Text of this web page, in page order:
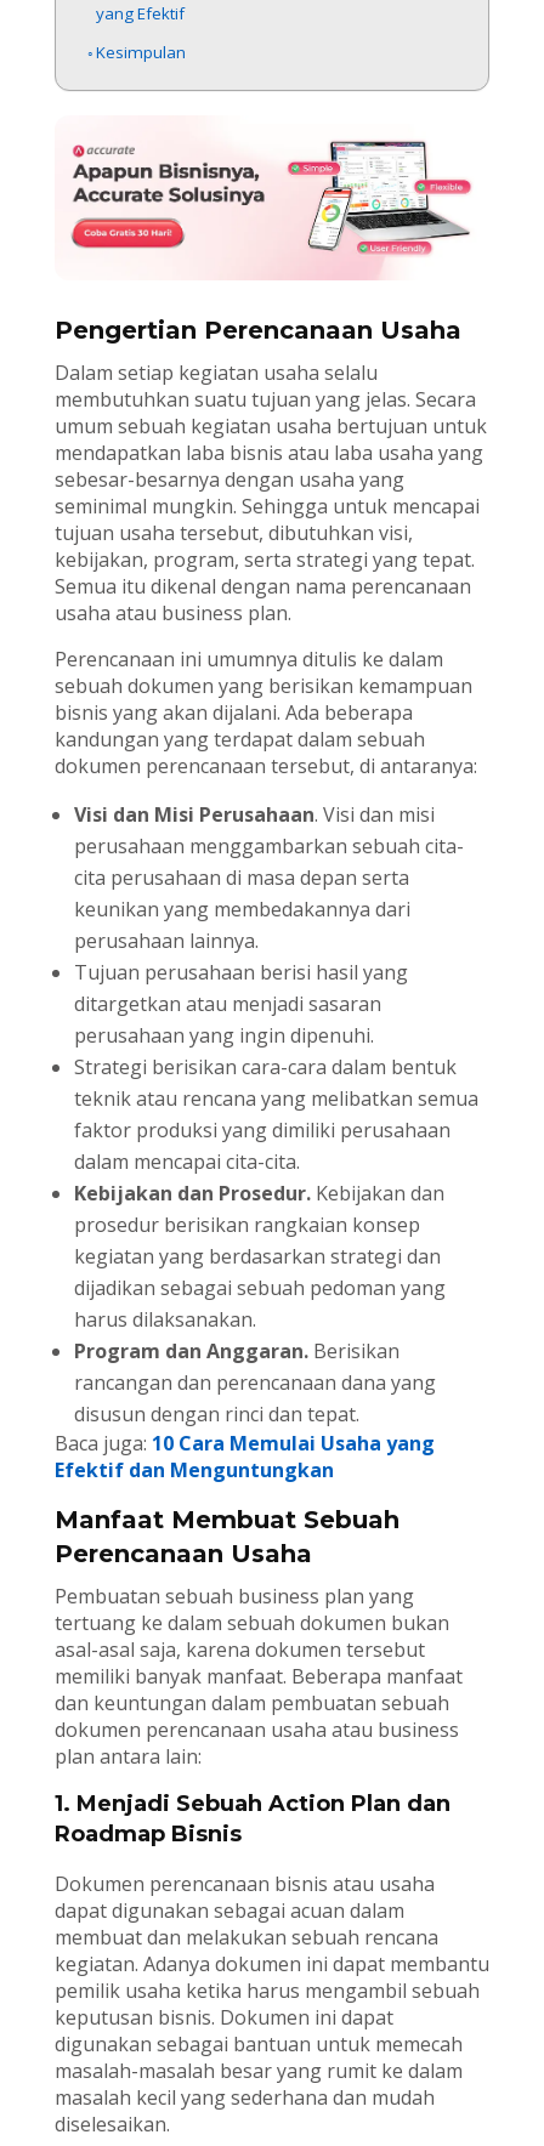
yang Efektif
Kesimpulan
Pengertian Perencanaan Usaha
Dalam setiap kegiatan usaha selalu
membutuhkan suatu tujuan yang jelas. Secara
umum sebuah kegiatan usaha bertujuan untuk
mendapatkan laba bisnis atau laba usaha yang
sebesar-besarnya dengan usaha yang
seminimal mungkin. Sehingga untuk mencapai
tujuan usaha tersebut, dibutuhkan visi,
kebijakan, program, serta strategi yang tepat.
Semua itu dikenal dengan nama perencanaan
usaha atau business plan.
Perencanaan ini umumnya ditulis ke dalam
sebuah dokumen yang berisikan kemampuan
bisnis yang akan dijalani. Ada beberapa
kandungan yang terdapat dalam sebuah
dokumen perencanaan tersebut, di antaranya:
Visi dan Misi Perusahaan. Visi dan misi
perusahaan menggambarkan sebuah cita-
cita perusahaan di masa depan serta
keunikan yang membedakannya dari
perusahaan lainnya.
Tujuan perusahaan berisi hasil yang
ditargetkan atau menjadi sasaran
perusahaan yang ingin dipenuhi.
Strategi berisikan cara-cara dalam bentuk
teknik atau rencana yang melibatkan semua
faktor produksi yang dimiliki perusahaan
dalam mencapai cita-cita.
Kebijakan dan Prosedur. Kebijakan dan
prosedur berisikan rangkaian konsep
kegiatan yang berdasarkan strategi dan
dijadikan sebagai sebuah pedoman yang
harus dilaksanakan.
Program dan Anggaran. Berisikan
rancangan dan perencanaan dana yang
disusun dengan rinci dan tepat.
Baca juga: 10 Cara Memulai Usaha yang
Efektif dan Menguntungkan
Manfaat Membuat Sebuah
Perencanaan Usaha
Pembuatan sebuah business plan yang
tertuang ke dalam sebuah dokumen bukan
asal-asal saja, karena dokumen tersebut
memiliki banyak manfaat. Beberapa manfaat
dan keuntungan dalam pembuatan sebuah
dokumen perencanaan usaha atau business
plan antara lain:
1. Menjadi Sebuah Action Plan dan
Roadmap Bisnis
Dokumen perencanaan bisnis atau usaha
dapat digunakan sebagai acuan dalam
membuat dan melakukan sebuah rencana
kegiatan. Adanya dokumen ini dapat membantu
pemilik usaha ketika harus mengambil sebuah
keputusan bisnis. Dokumen ini dapat
digunakan sebagai bantuan untuk memecah
masalah-masalah besar yang rumit ke dalam
masalah kecil yang sederhana dan mudah
diselesaikan.